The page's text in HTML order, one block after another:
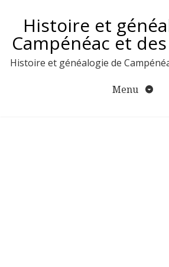
contenuHistoire et
Campénéac et
Histoire et généalogie de
Menu